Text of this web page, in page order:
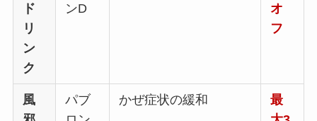
ド
リ
ン
ク
ンD
オ
フ
風
パブ
かぜ症状の緩和
最